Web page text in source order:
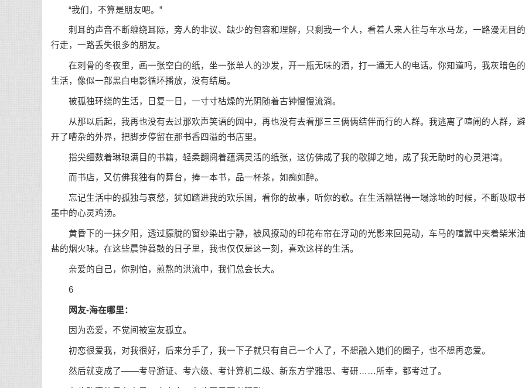
“我们，不算是朋友吧。”
刺耳的声音不断缠绕耳际，旁人的非议、缺少的包容和理解，只剩我一个人，看着人来人往与车水马龙，一路漫无目的
行走，一路丢失很多的朋友。
在刺骨的冬夜里，画一张空白的纸，坐一张单人的沙发，开一瓶无味的酒，打一通无人的电话。你知道吗，我灰暗色的
生活，像似一部黑白电影循环播放，没有结局。
被孤独环绕的生活，日复一日，一寸寸枯燥的光阴随着古钟慢慢流淌。
从那以后起，我再也没有去过那欢声笑语的园中，再也没有去看那三三俩俩结伴而行的人群。我逃离了喧闹的人群，避
开了嘈杂的外界，把脚步停留在那书香四溢的书店里。
指尖细数着琳琅满目的书籍，轻柔翻阅着蕴满灵活的纸张，这仿佛成了我的歇脚之地，成了我无助时的心灵港湾。
而书店，又仿佛我独有的舞台，捧一本书，品一杯茶，如痴如醉。
忘记生活中的孤独与哀愁，犹如踏进我的欢乐国，看你的故事，听你的歌。在生活糟糕得一塌涂地的时候，不断吸取书
墨中的心灵鸡汤。
黄昏下的一抹夕阳，透过朦胧的窗纱染出宁静，被风撩动的印花布帘在浮动的光影来回晃动，车马的喧嚣中夹着柴米油
盐的烟火味。在这些晨钟暮鼓的日子里，我也仅仅是这一刻，喜欢这样的生活。
亲爱的自己，你别怕，煎熬的洪流中，我们总会长大。
6
网友-海在哪里：
因为恋爱，不觉间被室友孤立。
初恋很爱我，对我很好，后来分手了，我一下子就只有自己一个人了，不想融入她们的圈子，也不想再恋爱。
然后就变成了——考导游证、考六级、考计算机二级、新东方学雅思、考研……所幸，都考过了。